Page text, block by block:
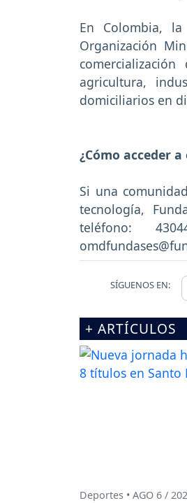
En Colombia,
Organización
agricultura,
domiciliarios en
¿Cómo acceder
Si una
tecnología,
teléfono:
SÍGUENOS EN:
+ ARTÍCULOS
Deportes • AGO 6 /